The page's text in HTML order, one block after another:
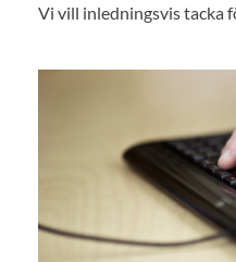
Vi vill inledningsvis tacka